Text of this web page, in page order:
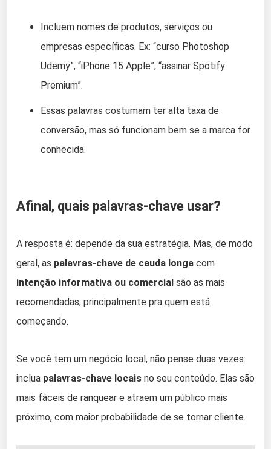
Incluem nomes de produtos, serviços ou
empresas específicas. Ex: “curso Photoshop
Udemy”, “iPhone 15 Apple”, “assinar Spotify
Premium”.
Essas palavras costumam ter alta taxa de
conversão, mas só funcionam bem se a marca for
conhecida.
Afinal, quais palavras-chave usar?
A resposta é: depende da sua estratégia. Mas, de modo
geral, as palavras-chave de cauda longa com
intenção informativa ou comercial são as mais
recomendadas, principalmente pra quem está
começando.
Se você tem um negócio local, não pense duas vezes:
inclua palavras-chave locais no seu conteúdo. Elas são
mais fáceis de ranquear e atraem um público mais
próximo, com maior probabilidade de se tornar cliente.